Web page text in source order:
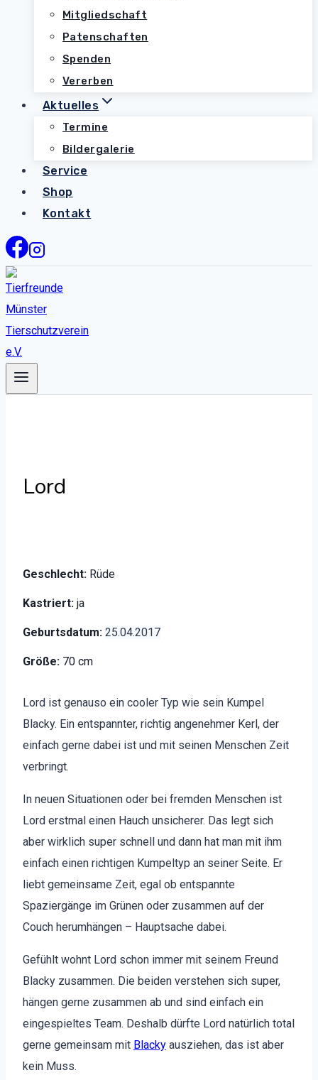
Mitgliedschaft
Patenschaften
Spenden
Vererben
Aktuelles
Termine
Bildergalerie
Service
Shop
Kontakt
Lord
Geschlecht: Rüde
Kastriert: ja
Geburtsdatum: 25.04.2017
Größe: 70 cm
Lord ist genau­so ein cool­er Typ wie sein Kumpel
Blacky. Ein entspan­nter, richtig angenehmer Kerl, der
ein­fach gerne dabei ist und mit seinen Men­schen Zeit
ver­bringt.
In neuen Sit­u­a­tio­nen oder bei frem­den Men­schen ist
Lord erst­mal einen Hauch unsicher­er. Das legt sich
aber wirk­lich super schnell und dann hat man mit ihm
ein­fach einen richti­gen Kumpel­typ an sein­er Seite. Er
liebt gemein­same Zeit, egal ob entspan­nte
Spaziergänge im Grü­nen oder zusam­men auf der
Couch herumhän­gen – Haupt­sache dabei.
Gefühlt wohnt Lord schon immer mit seinem Fre­und
Blacky zusam­men. Die bei­den ver­ste­hen sich super,
hän­gen gerne zusam­men ab und sind ein­fach ein
einge­spieltes Team. Deshalb dürfte Lord natür­lich total
gerne gemein­sam mit Blacky ausziehen, das ist aber
kein Muss.